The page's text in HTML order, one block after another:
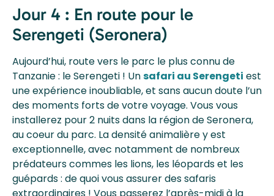
Jour 4 : En route pour le
Serengeti (Seronera)
Aujourd’hui, route vers le parc le plus connu de
Tanzanie : le Serengeti ! Unsafari au Serengeti est
une expérience inoubliable, et sans aucun doute l’un
des moments forts de votre voyage. Vous vous
installerez pour 2 nuits dans la région de Seronera,
au coeur du parc. La densité animalière y est
exceptionnelle, avec notamment de nombreux
prédateurs commes les lions, les léopards et les
guépards : de quoi vous assurer des safaris